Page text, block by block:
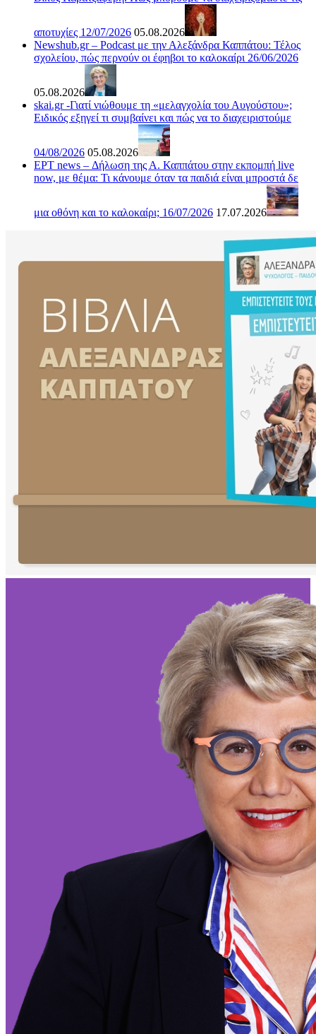
αποτυχίες 12/07/2026 05.08.2026
Newshub.gr – Podcast με την Αλεξάνδρα Καππάτου: Τέλος
σχολείου, πώς περνούν οι έφηβοι το καλοκαίρι 26/06/2026
05.08.2026
skai.gr -Γιατί νιώθουμε τη «μελαγχολία του Αυγούστου»;
Ειδικός εξηγεί τι συμβαίνει και πώς να το διαχειριστούμε
04/08/2026 05.08.2026
ΕΡΤ news – Δήλωση της Α. Καππάτου στην εκπομπή live
now, με θέμα: Τι κάνουμε όταν τα παιδιά είναι μπροστά δε
μια οθόνη και το καλοκαίρι; 16/07/2026 17.07.2026